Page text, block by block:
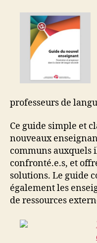
professeurs de
Ce guide simple et
nouveaux
communs auxquels
confronté.e.s, et
solutions. Le guide
également les
de ressources